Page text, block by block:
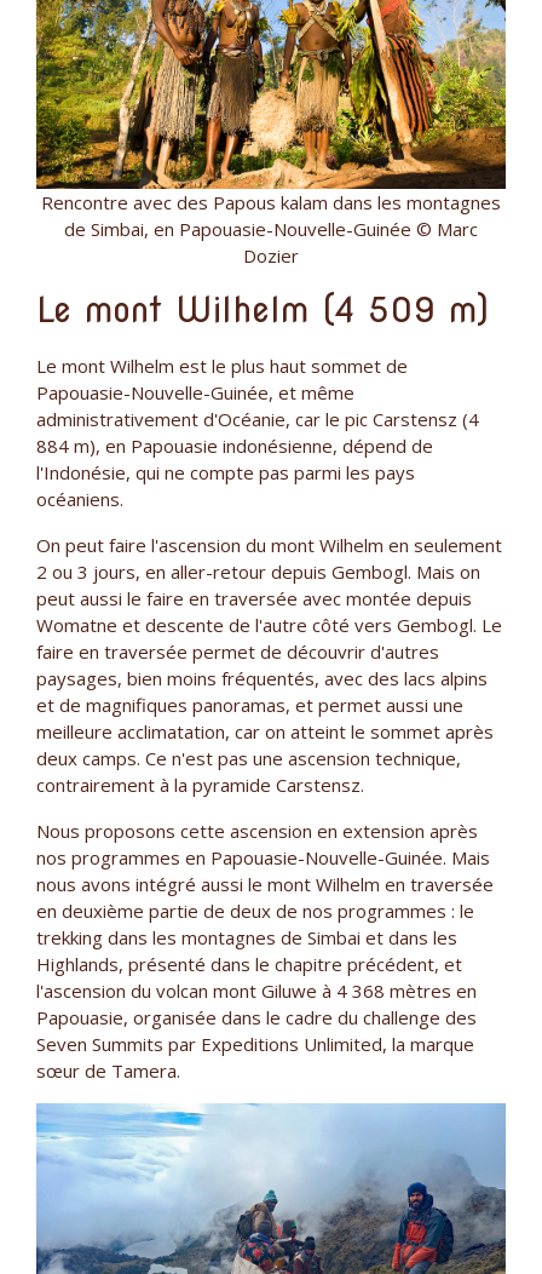
Rencontre avec des Papous kalam dans les montagnes
de Simbai, en Papouasie-Nouvelle-Guinée © Marc
Dozier
Le mont Wilhelm (4 509 m)
Le mont Wilhelm est le plus haut sommet de
Papouasie-Nouvelle-Guinée, et même
administrativement d'Océanie, car le pic Carstensz (4
884 m), en Papouasie indonésienne, dépend de
l'Indonésie, qui ne compte pas parmi les pays
océaniens.
On peut faire l'ascension du mont Wilhelm en seulement
2 ou 3 jours, en aller-retour depuis Gembogl. Mais on
peut aussi le faire en traversée avec montée depuis
Womatne et descente de l'autre côté vers Gembogl. Le
faire en traversée permet de découvrir d'autres
paysages, bien moins fréquentés, avec des lacs alpins
et de magnifiques panoramas, et permet aussi une
meilleure acclimatation, car on atteint le sommet après
deux camps. Ce n'est pas une ascension technique,
contrairement à la pyramide Carstensz.
Nous proposons cette ascension en extension après
nos programmes en Papouasie-Nouvelle-Guinée. Mais
nous avons intégré aussi le mont Wilhelm en traversée
en deuxième partie de deux de nos programmes : le
trekking dans les montagnes de Simbai et dans les
Highlands, présenté dans le chapitre précédent, et
l'ascension du volcan mont Giluwe à 4 368 mètres en
Papouasie, organisée dans le cadre du challenge des
Seven Summits par Expeditions Unlimited, la marque
sœur de Tamera.